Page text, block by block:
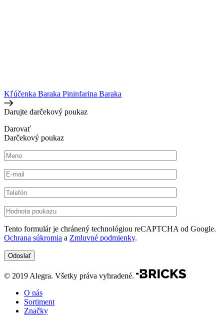
Kľúčenka Baraka Pininfarina Baraka
Darujte darčekový poukaz
Darovať
Darčekový poukaz
Tento formulár je chránený technológiou reCAPTCHA od Google.
Ochrana súkromia a Zmluvné podmienky.
© 2019 Alegra. Všetky práva vyhradené.
O nás
Sortiment
Značky